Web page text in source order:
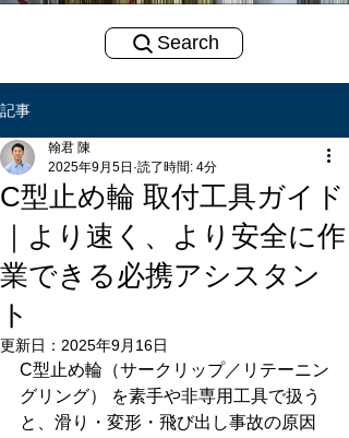
Search
記事
C型止め輪 取付工具ガイド
｜より速く、より安全に作
業できる必携アシスタン
ト
翰君 陳
2025年9月5日 読了時間: 4分
更新日： 2025年9月16日
C型止め輪（サークリップ／リテーニン
グリング） を素手や非専用工具で扱う
と、滑り・変形・飛び出し事故の原因